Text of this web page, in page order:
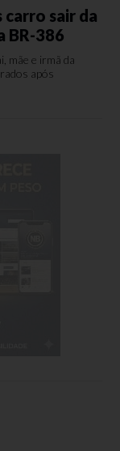
sair da
BR-386
mãe e irmã da
após